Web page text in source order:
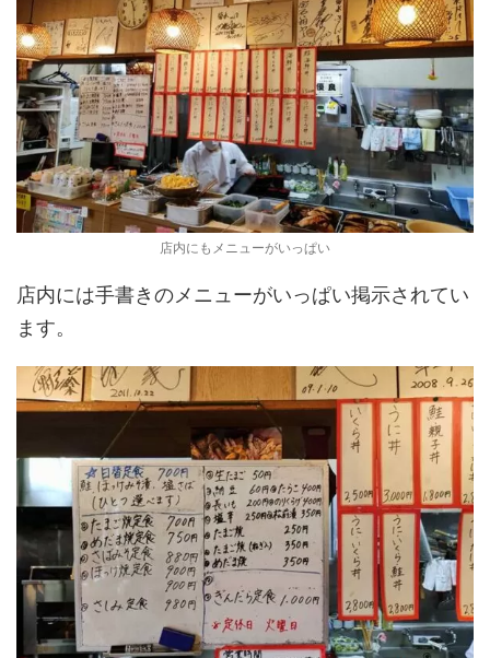
店内にもメニューがいっぱい
店内には手書きのメニューがいっぱい掲示されてい
ます。